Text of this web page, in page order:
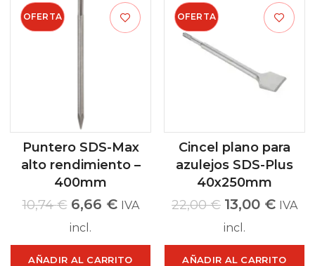
OFERTA
Puntero SDS-Max
alto rendimiento –
400mm
10,74€ 6,66 € IVA
incl.
AÑADIR AL CARRITO
OFERTA
Cincel plano para
azulejos SDS-Plus
40x250mm
22,00€ 13,00 € IVA
incl.
AÑADIR AL CARRITO